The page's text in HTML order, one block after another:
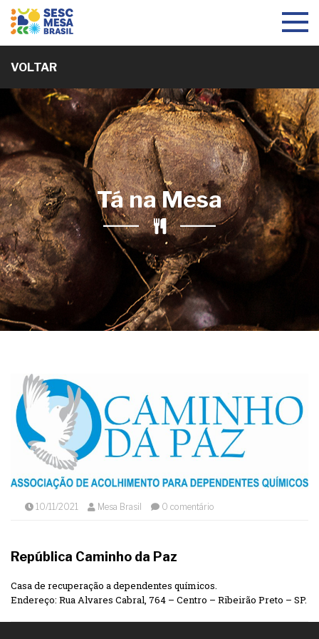
Toggle
VOLTAR
Tá na Mesa
10/11/2021 Mesa Brasil 0 comentário
República Caminho da Paz
Casa de recuperação a dependentes químicos.
Endereço: Rua Alvares Cabral, 764 – Centro – Ribeirão Preto – SP.